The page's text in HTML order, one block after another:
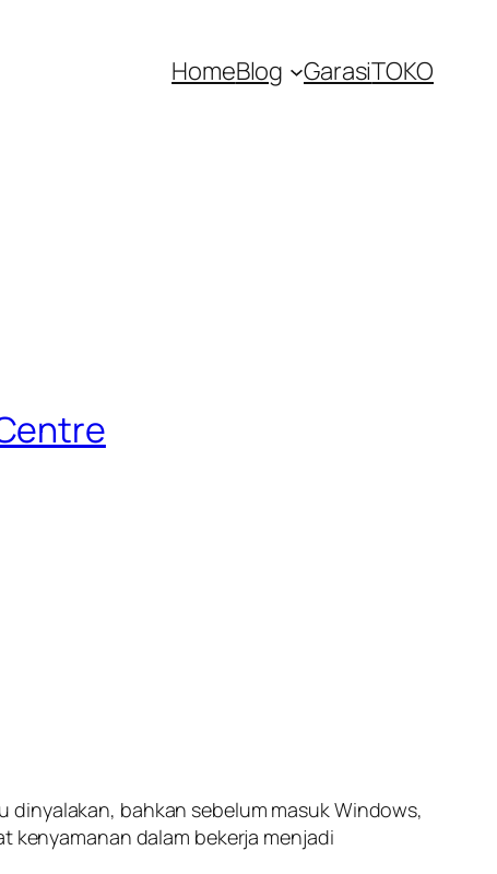
HomeBlog GarasiTOKO
dinyalakan, bahkan sebelum masuk Windows,
kenyamanan dalam bekerja menjadi